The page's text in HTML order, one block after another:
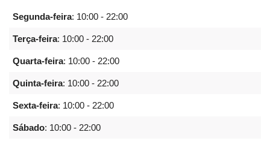
Segunda-feira: 10:00 - 22:00
Terça-feira: 10:00 - 22:00
Quarta-feira: 10:00 - 22:00
Quinta-feira: 10:00 - 22:00
Sexta-feira: 10:00 - 22:00
Sábado: 10:00 - 22:00